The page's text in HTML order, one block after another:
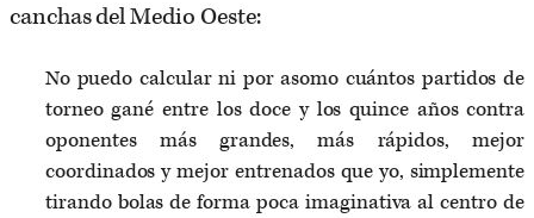
canchas del Medio Oeste:
No puedo calcular ni por asomo cuántos partidos de
torneo gané entre los doce y los quince años contra
oponentes más grandes, más rápidos, mejor
coordinados y mejor entrenados que yo, simplemente
tirando bolas de forma poca imaginativa al centro de